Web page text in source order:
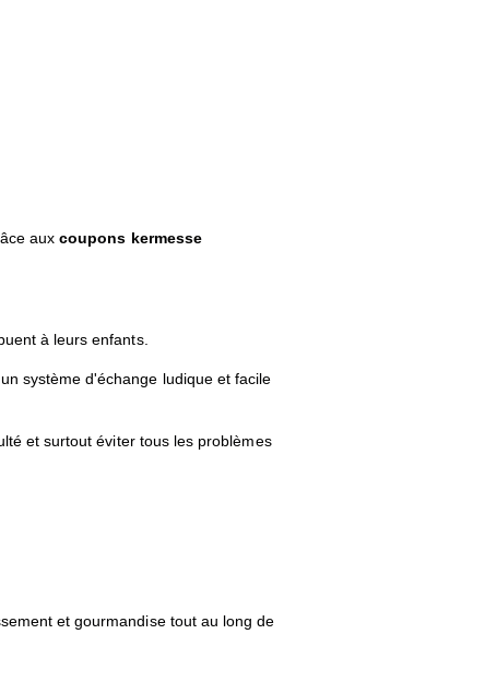
auxcoupons kermesse
à leurs enfants.
système d'échange ludique et facile
et surtout éviter tous les problèmes
et gourmandise tout au long de